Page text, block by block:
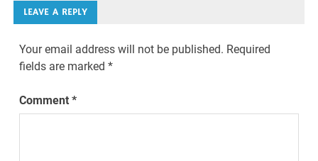
LEAVE A REPLY
Your email address will not be published. Required
fields are marked*
Comment*